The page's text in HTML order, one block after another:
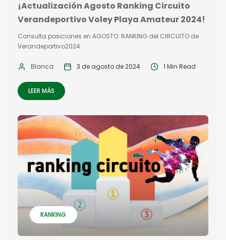
¡Actualización Agosto Ranking Circuito
Verandeportivo Voley Playa Amateur 2024!
Consulta posiciones en AGOSTO: RANKING del CIRCUITO de
Verandeportivo2024
Blanca 3 de agosto de 2024 1 Min Read
LEER MÁS
RANKING